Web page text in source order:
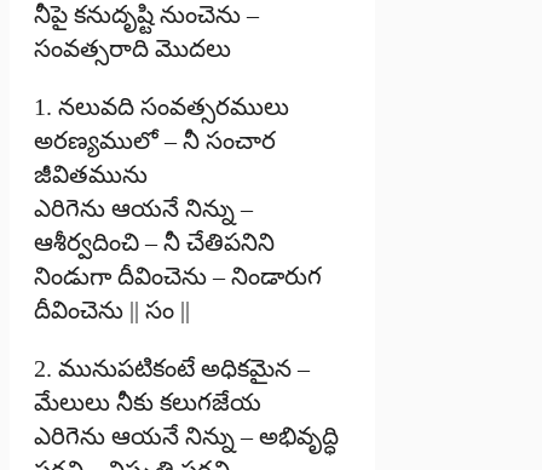
నీపై కనుదృష్టి నుంచెను –
సంవత్సరాది మొదలు
1. నలువది సంవత్సరములు
అరణ్యములో – నీ సంచార
జీవితమును
ఎరిగెను ఆయనే నిన్ను –
ఆశీర్వదించి – నీ చేతిపనిని
నిండుగా దీవించెను – నిండారుగ
దీవించెను || సం ||
2. మునుపటికంటే అధికమైన –
మేలులు నీకు కలుగజేయ
ఎరిగెను ఆయనే నిన్ను – అభివృద్ధి